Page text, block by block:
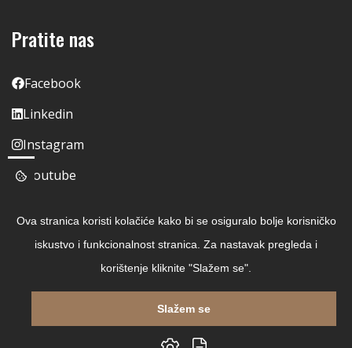
Pratite nas
Facebook
Linkedin
Instagram
Youtube
Ova stranica koristi kolačiće kako bi se osiguralo bolje korisničko
iskustvo i funkcionalnost stranica. Za nastavak pregleda i
korištenje kliknite "Slažem se".
Slažem se